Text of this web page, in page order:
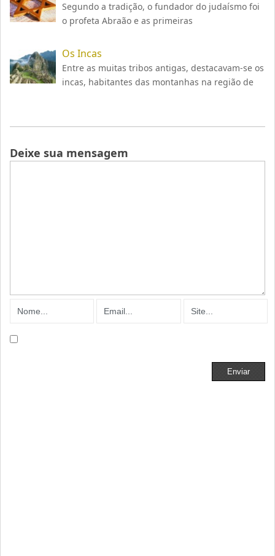
Segundo a tradição, o fundador do judaísmo foi
o profeta Abraão e as primeiras
Os Incas
Entre as muitas tribos antigas, destacavam-se os
incas, habitantes das montanhas na região de
Deixe sua mensagem